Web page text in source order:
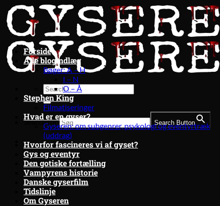
Fortsæt
til
indhold
Search for: Search Button
Forside
Alle blogindlæg
Bøger: A – H
I – N
O – Å
Stephen King
Filmatiseringer
Hvad er en gyser?
Gyseren: om subgenrer, psykologi og eventyrtræk
(uddrag)
Hvorfor fascineres vi af gyset?
Gys og eventyr
Den gotiske fortælling
Vampyrens historie
Danske gyserfilm
Tidslinje
Om Gyseren